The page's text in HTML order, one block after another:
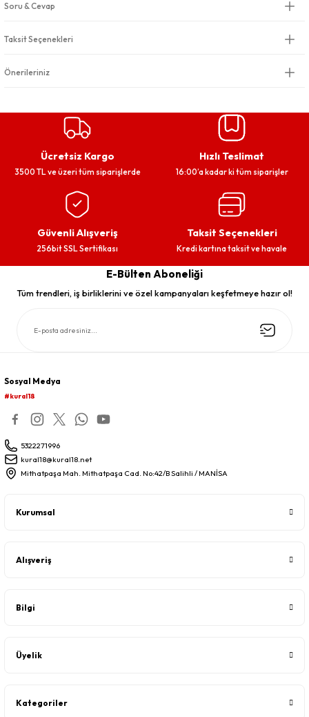
Soru & Cevap
Taksit Seçenekleri
Önerileriniz
Ücretsiz Kargo
3500 TL ve üzeri tüm siparişlerde
Hızlı Teslimat
16:00’a kadar ki tüm siparişler
Güvenli Alışveriş
256bit SSL Sertifikası
Taksit Seçenekleri
Kredi kartına taksit ve havale
E-Bülten Aboneliği
Tüm trendleri, iş birliklerini ve özel kampanyaları keşfetmeye hazır ol!
Sosyal Medya
#kural18
5322271996
kural18@kural18.net
Mithatpaşa Mah. Mithatpaşa Cad. No:42/B Salihli / MANİSA
Kurumsal
Alışveriş
Bilgi
Üyelik
Kategoriler